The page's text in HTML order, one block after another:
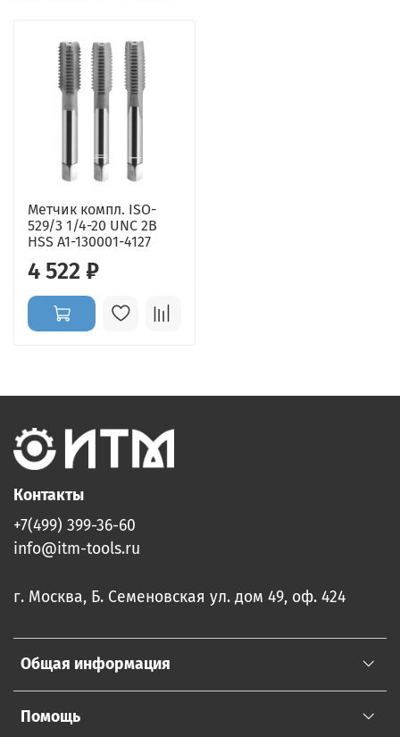
Метчик компл. ISO-
529/3 1/4-20 UNC 2B
HSS A1-130001-4127
4 522 ₽
Общая информация
Помощь
Контакты
+7(499) 399-36-60
info@itm-tools.ru
г. Москва, Б. Семеновская ул. дом 49, оф. 424